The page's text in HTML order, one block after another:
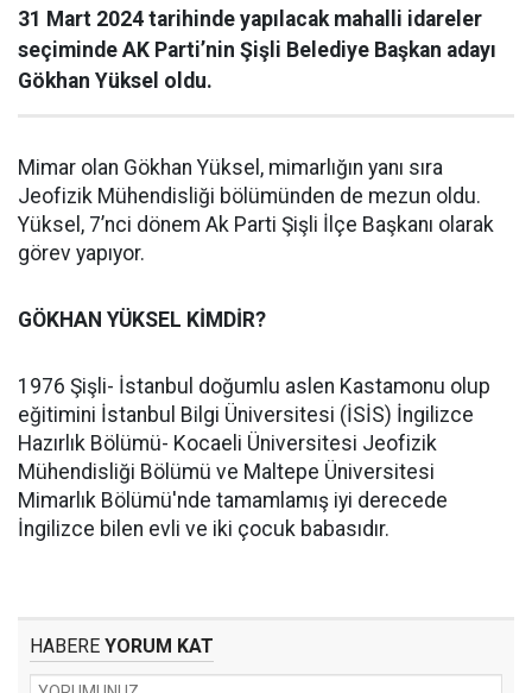
31 Mart 2024 tarihinde yapılacak mahalli idareler
seçiminde AK Parti’nin Şişli Belediye Başkan adayı
Gökhan Yüksel oldu.
Mimar olan Gökhan Yüksel, mimarlığın yanı sıra
Jeofizik Mühendisliği bölümünden de mezun oldu.
Yüksel, 7’nci dönem Ak Parti Şişli İlçe Başkanı olarak
görev yapıyor.
GÖKHAN YÜKSEL KİMDİR?
1976 Şişli- İstanbul doğumlu aslen Kastamonu olup
eğitimini İstanbul Bilgi Üniversitesi (İSİS) İngilizce
Hazırlık Bölümü- Kocaeli Üniversitesi Jeofizik
Mühendisliği Bölümü ve Maltepe Üniversitesi
Mimarlık Bölümü'nde tamamlamış iyi derecede
İngilizce bilen evli ve iki çocuk babasıdır.
HABERE YORUM KAT